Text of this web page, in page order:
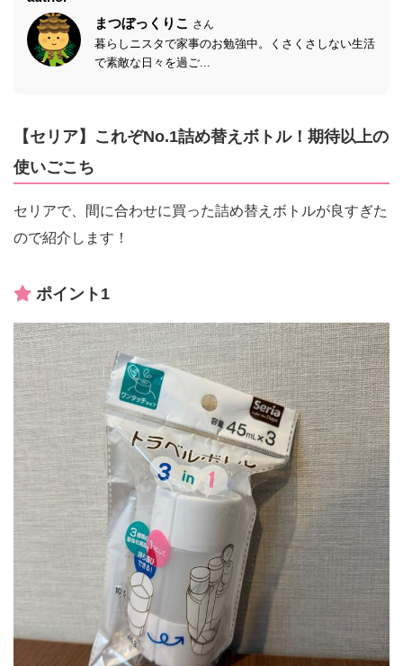
まつぼっくりこ さん
暮らしニスタで家事のお勉強中。くさくさしない生活
で素敵な日々を過ご...
【セリア】これぞNo.1詰め替えボトル！期待以上の
使いごこち
セリアで、間に合わせに買った詰め替えボトルが良すぎた
ので紹介します！
ポイント1